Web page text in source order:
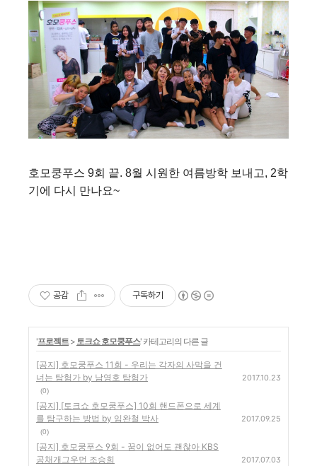
호모쿵푸스 9회 끝. 8월 시원한 여름방학 보내고, 2학
기에 다시 만나요~
공감 구독하기
'프로젝트> 토크쇼 호모쿵푸스' 카테고리의 다른 글
[공지] 호모쿵푸스 11회 - 우리는 각자의 사막을 건
너는 탐험가 by 남영호 탐험가
(0)
2017.10.23
[공지] [토크쇼 호모쿵푸스] 10회 핸드폰으로 세계
를 탐구하는 방법 by 임완철 박사
(0)
2017.09.25
[공지] 호모쿵푸스 9회 - 꿈이 없어도 괜찮아 KBS
공채개그우먼 조승희
2017.07.03